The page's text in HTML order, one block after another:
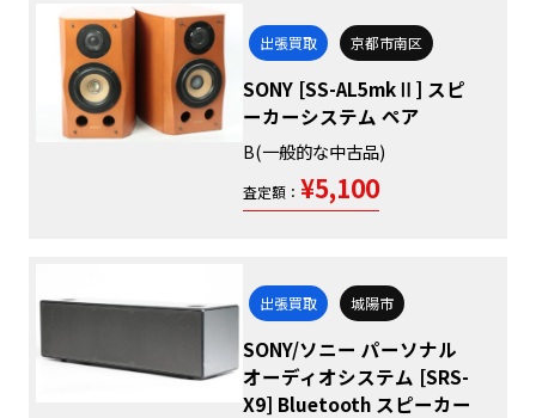
出張買取 京都市南区
SONY [SS-AL5mkⅡ] スピ
ーカーシステム ペア
B(一般的な中古品)
査定額： ¥5,100
出張買取 城陽市
SONY/ソニー パーソナル
オーディオシステム [SRS-
X9] Bluetooth スピーカー